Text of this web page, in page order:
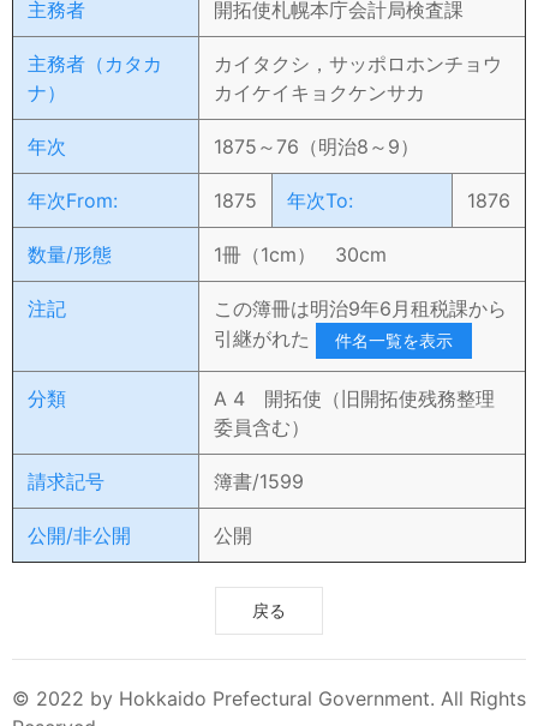
主務者 開拓使札幌本庁会計局検査課
主務者（カタカ
ナ）
カイタクシ，サッポロホンチョウ
カイケイキョクケンサカ
年次 1875～76（明治8～9）
年次From: 1875 年次To: 1876
数量/形態 1冊（1cm） 30cm
注記
この簿冊は明治9年6月租税課から
引継がれた
件名一覧を表示
分類
A 4 開拓使（旧開拓使残務整理
委員含む）
請求記号 簿書/1599
公開/非公開 公開
戻る
© 2022 by Hokkaido Prefectural Government. All Rights